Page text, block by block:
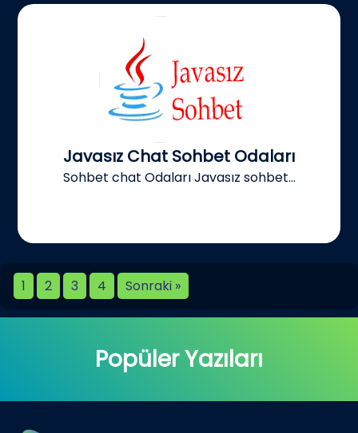
Javasız Chat Sohbet Odaları
Sohbet chat Odaları Javasız sohbet...
1 2 3 4 Sonraki »
Popüler Yazıları